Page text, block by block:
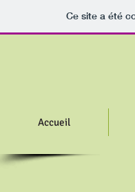
Ce site a été
Accueil